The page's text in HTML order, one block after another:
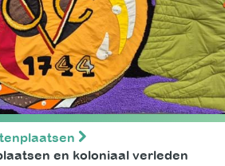
en koloniaal verleden